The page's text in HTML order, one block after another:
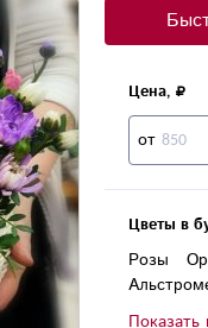
Цена,
от
Цветы в
Розы
Гвоздики
Показать